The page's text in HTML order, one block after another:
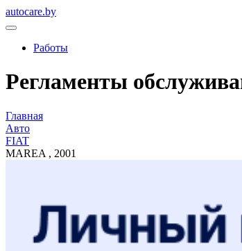
autocare.by
Работы
Регламенты
Главная
Авто
FIAT
MAREA , 2001